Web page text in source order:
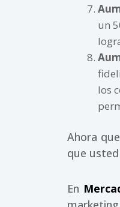
un
los
Ahora
que
En